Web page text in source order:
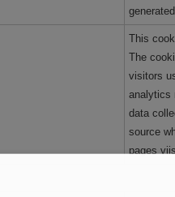
This
The
visitors
analytics
data
source
pages